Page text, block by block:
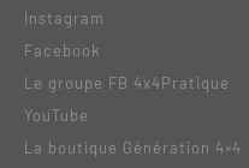
Instagram
Facebook
Le groupe FB 4x4Pratique
YouTube
La boutique Génération 4×4